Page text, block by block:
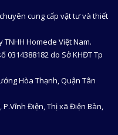
cung cấp vật tư và thiết
Homede Việt Nam.
do Sở KHĐT Tp
Hòa Thạnh, Quận Tân
P.Vĩnh Điện, Thị xã Điện Bàn,